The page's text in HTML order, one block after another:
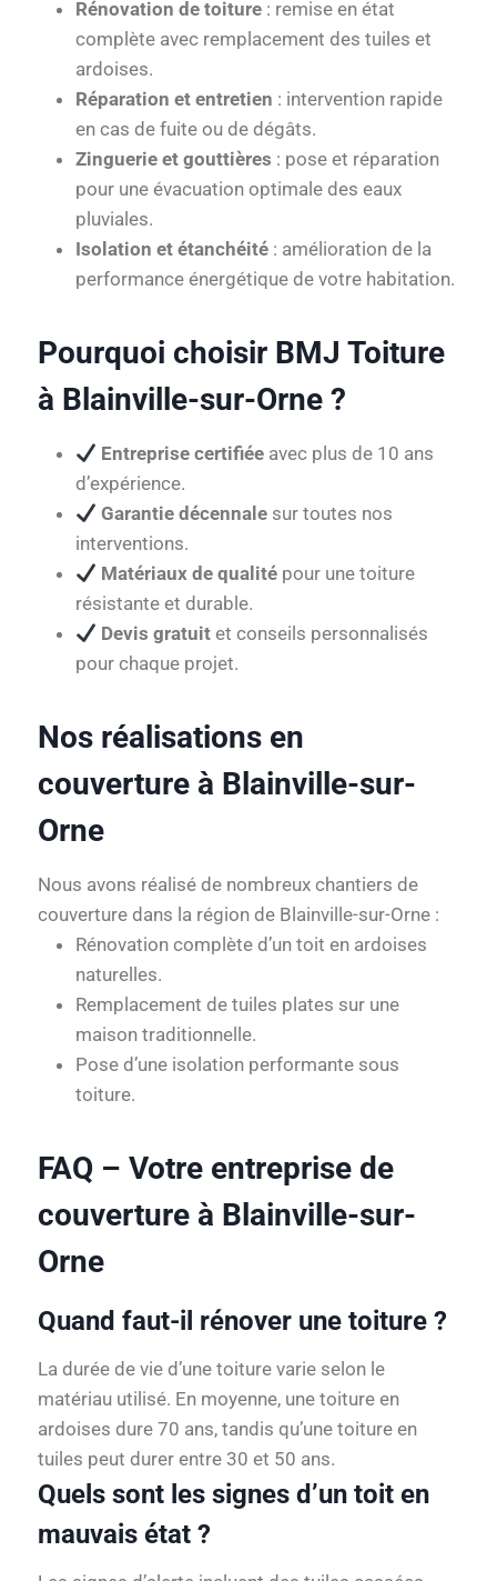
Rénovation de toiture : remise en état
complète avec remplacement des tuiles et
ardoises.
Réparation et entretien : intervention rapide
en cas de fuite ou de dégâts.
Zinguerie et gouttières : pose et réparation
pour une évacuation optimale des eaux
pluviales.
Isolation et étanchéité : amélioration de la
performance énergétique de votre habitation.
Pourquoi choisir BMJ Toiture
à Blainville-sur-Orne ?
Entreprise certifiée avec plus de 10 ans
d’expérience.
Garantie décennale sur toutes nos
interventions.
Matériaux de qualité pour une toiture
résistante et durable.
Devis gratuit et conseils personnalisés
pour chaque projet.
Nos réalisations en
couverture à Blainville-sur-
Orne
Nous avons réalisé de nombreux chantiers de
couverture dans la région de Blainville-sur-Orne :
Rénovation complète d’un toit en ardoises
naturelles.
Remplacement de tuiles plates sur une
maison traditionnelle.
Pose d’une isolation performante sous
toiture.
FAQ – Votre entreprise de
couverture à Blainville-sur-
Orne
Quand faut-il rénover une toiture ?
La durée de vie d’une toiture varie selon le
matériau utilisé. En moyenne, une toiture en
ardoises dure 70 ans, tandis qu’une toiture en
tuiles peut durer entre 30 et 50 ans.
Quels sont les signes d’un toit en
mauvais état ?